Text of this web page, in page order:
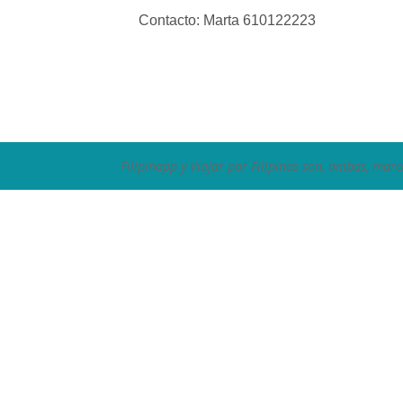
Contacto: Marta 610122223
Filipinapp y Viajar por Filipinas son, ambas,